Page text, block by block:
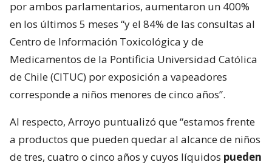
por ambos parlamentarios, aumentaron un 400%
en los últimos 5 meses “y el 84% de las consultas al
Centro de Información Toxicológica y de
Medicamentos de la Pontificia Universidad Católica
de Chile (CITUC) por exposición a vapeadores
corresponde a niños menores de cinco años”.
Al respecto, Arroyo puntualizó que “estamos frente
a productos que pueden quedar al alcance de niños
de tres, cuatro o cinco años y cuyos líquidos pueden